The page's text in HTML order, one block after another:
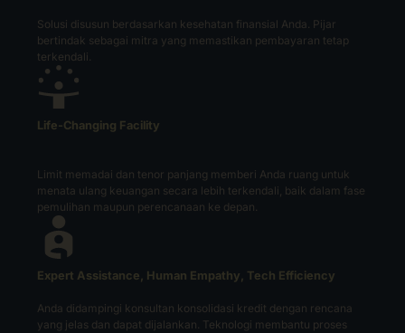
Solusi disusun berdasarkan kesehatan finansial Anda. Pijar
bertindak sebagai mitra yang memastikan pembayaran tetap
terkendali.
Life-Changing Facility
Limit memadai dan tenor panjang memberi Anda ruang untuk
menata ulang keuangan secara lebih terkendali, baik dalam fase
pemulihan maupun perencanaan ke depan.
Expert Assistance, Human Empathy, Tech Efficiency
Anda didampingi konsultan konsolidasi kredit dengan rencana
yang jelas dan dapat dijalankan. Teknologi membantu proses